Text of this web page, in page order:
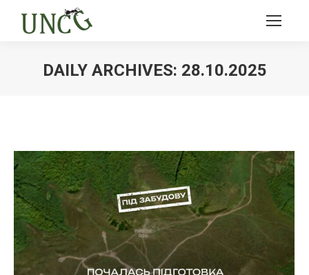
DAILY ARCHIVES: 28.10.2025